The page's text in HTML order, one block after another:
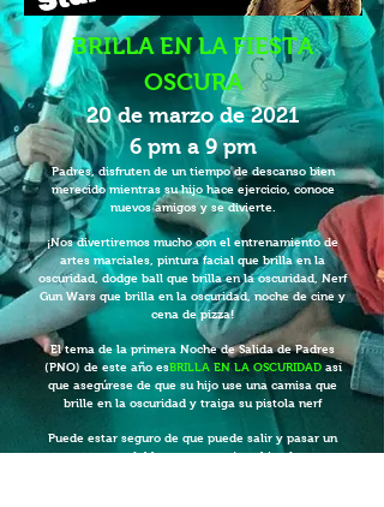
BRILLA EN LA FIESTA
OSCURA
20 de marzo de 2021
6 pm a 9 pm
Padres, disfruten de un tiempo de descanso bien
merecido mientras su hijo hace ejercicio, conoce
nuevos amigos y se divierte.
¡Nos divertiremos mucho con el entrenamiento de
artes marciales, pintura facial que brilla en la
oscuridad, dodge ball que brilla en la oscuridad, Nerf
Gun Wars que brilla en la oscuridad, noche de cine y
cena de pizza!
El tema de la primera Noche de Salida de Padres
(PNO) de este año esBRILLA EN LA OSCURIDAD así
que asegúrese de que su hijo use una camisa que
brille en la oscuridad y traiga su pistola nerf
Puede estar seguro de que puede salir y pasar un
momento agradable con su pareja sabiendo que su